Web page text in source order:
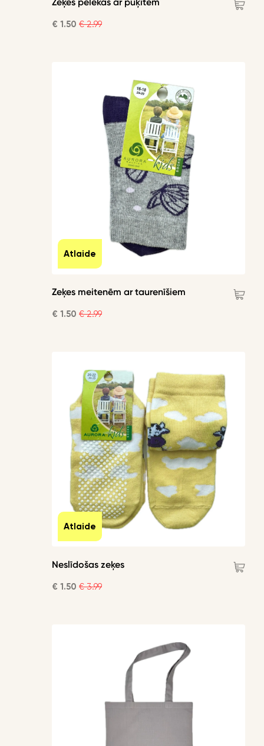
€ 1.50 € 2.99
Atlaide
Zeķes meitenēm ar taurenīšiem
€ 1.50 € 2.99
Atlaide
Neslīdošas zeķes
€ 1.50 € 3.99